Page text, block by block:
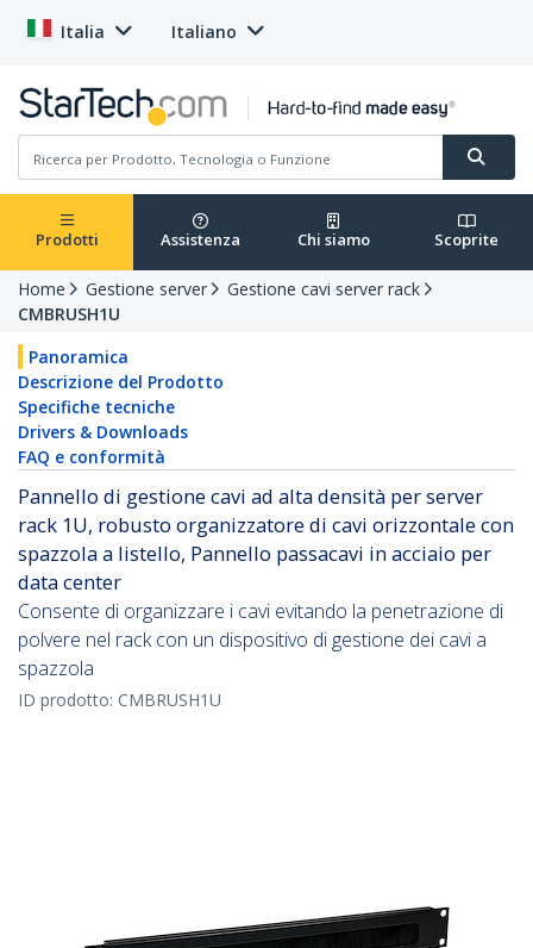
Italia Italiano
Prodotti Assistenza Chi siamo Scoprite
Home Gestione server
Gestione cavi server rack
CMBRUSH1U
Panoramica
Descrizione del Prodotto
Specifiche tecniche
Drivers & Downloads
FAQ e conformità
Pannello di gestione cavi ad alta densità per server
rack 1U, robusto organizzatore di cavi orizzontale con
spazzola a listello, Pannello passacavi in acciaio per
data center
Consente di organizzare i cavi evitando la penetrazione di
polvere nel rack con un dispositivo di gestione dei cavi a
spazzola
ID prodotto: CMBRUSH1U